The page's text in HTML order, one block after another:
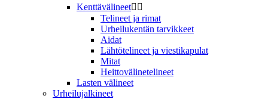
Kenttävälineet 
Telineet ja rimat
Urheilukentän tarvikkeet
Aidat
Lähtötelineet ja viestikapulat
Mitat
Heittovälinetelineet
Lasten välineet
Urheilujalkineet